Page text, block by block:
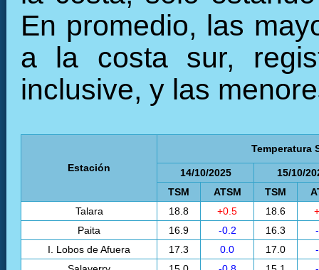
En promedio, las
a la costa sur,
inclusive, y las
Estación
Temperatura
14/10/2025
15/10/
TSM
ATSM TSM
Talara
18.8 +0.5 18.6
Paita
16.9 -0.2 16.3
I. Lobos de Afuera
17.3 0.0 17.0